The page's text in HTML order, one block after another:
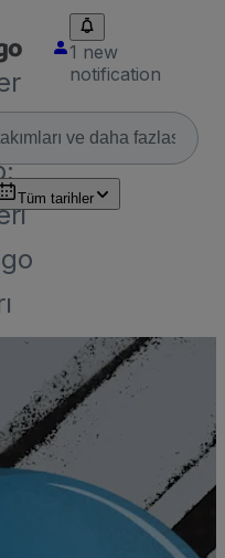
1 new
notification
Tüm tarihler